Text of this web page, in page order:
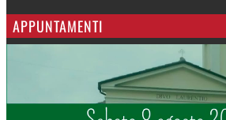
APPUNTAMENTI